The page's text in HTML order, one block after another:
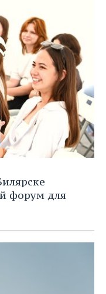
форум для